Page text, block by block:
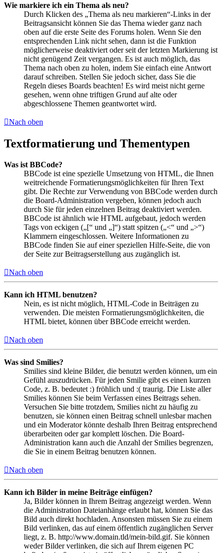
Wie markiere ich ein Thema als neu?
Durch Klicken des „Thema als neu markieren“-Links in der
Beitragsansicht können Sie das Thema wieder ganz nach
oben auf die erste Seite des Forums holen. Wenn Sie den
entsprechenden Link nicht sehen, dann ist die Funktion
möglicherweise deaktiviert oder seit der letzten Markierung ist
nicht genügend Zeit vergangen. Es ist auch möglich, das
Thema nach oben zu holen, indem Sie einfach eine Antwort
darauf schreiben. Stellen Sie jedoch sicher, dass Sie die
Regeln dieses Boards beachten! Es wird meist nicht gerne
gesehen, wenn ohne triftigen Grund auf alte oder
abgeschlossene Themen geantwortet wird.
Nach oben
Textformatierung und Thementypen
Was ist BBCode?
BBCode ist eine spezielle Umsetzung von HTML, die Ihnen
weitreichende Formatierungsmöglichkeiten für Ihren Text
gibt. Die Rechte zur Verwendung von BBCode werden durch
die Board-Administration vergeben, können jedoch auch
durch Sie für jeden einzelnen Beitrag deaktiviert werden.
BBCode ist ähnlich wie HTML aufgebaut, jedoch werden
Tags von eckigen („[“ und „]“) statt spitzen („<“ und „>“)
Klammern eingeschlossen. Weitere Informationen zu
BBCode finden Sie auf einer speziellen Hilfe-Seite, die von
der Seite zur Beitragserstellung aus zugänglich ist.
Nach oben
Kann ich HTML benutzen?
Nein, es ist nicht möglich, HTML-Code in Beiträgen zu
verwenden. Die meisten Formatierungsmöglichkeiten, die
HTML bietet, können über BBCode erreicht werden.
Nach oben
Was sind Smilies?
Smilies sind kleine Bilder, die benutzt werden können, um ein
Gefühl auszudrücken. Für jeden Smilie gibt es einen kurzen
Code, z. B. bedeutet :) fröhlich und :( traurig. Die Liste aller
Smilies können Sie beim Verfassen eines Beitrags sehen.
Versuchen Sie bitte trotzdem, Smilies nicht zu häufig zu
benutzen, sie können einen Beitrag schnell unlesbar machen
und ein Moderator könnte deshalb Ihren Beitrag entsprechend
überarbeiten oder gar komplett löschen. Die Board-
Administration kann auch die Anzahl der Smilies begrenzen,
die Sie in einem Beitrag benutzen können.
Nach oben
Kann ich Bilder in meine Beiträge einfügen?
Ja, Bilder können in Ihrem Beitrag angezeigt werden. Wenn
die Administration Dateianhänge erlaubt hat, können Sie das
Bild auch direkt hochladen. Ansonsten müssen Sie zu einem
Bild verlinken, das auf einem öffentlich zugänglichen Server
liegt, z. B. http://www.domain.tld/mein-bild.gif. Sie können
weder Bilder verlinken, die sich auf Ihrem eigenen PC